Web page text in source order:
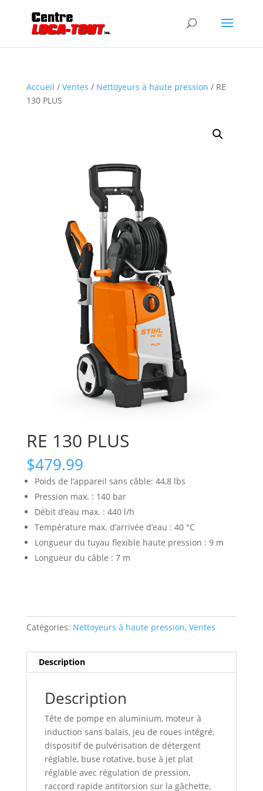
Accueil / Ventes / Nettoyeurs à haute pression / RE
130 PLUS
RE 130 PLUS
$479.99
Poids de l’appareil sans câble: 44,8 lbs
Pression max. : 140 bar
Débit d’eau max. : 440 l/h
Température max. d’arrivée d’eau : 40 °C
Longueur du tuyau flexible haute pression : 9 m
Longueur du câble : 7 m
Catégories: Nettoyeurs à haute pression, Ventes
Description
Description
Tête de pompe en aluminium, moteur à
induction sans balais, jeu de roues intégré,
dispositif de pulvérisation de détergent
réglable, buse rotative, buse à jet plat
réglable avec régulation de pression,
raccord rapide antitorsion sur la gâchette,